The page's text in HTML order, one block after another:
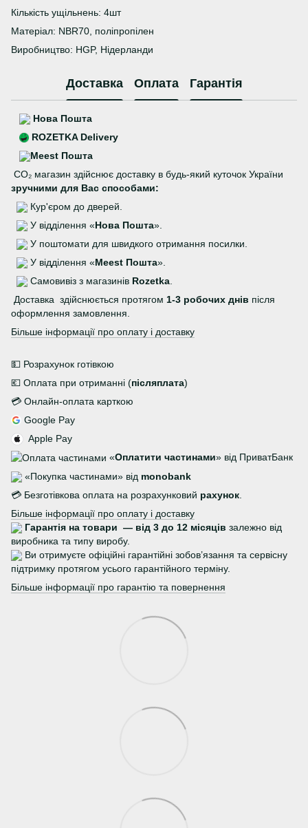
Кількість ущільнень: 4шт
Матеріал: NBR70, поліпропілен
Виробництво: HGP, Нідерланди
Доставка Оплата Гарантія
Нова Пошта
ROZETKA Delivery
Meest Пошта
CO₂ магазин здійснює доставку в будь-який куточок України
зручними для Вас способами:
Кур'єром до дверей.
У відділення «Нова Пошта».
У поштомати для швидкого отримання посилки.
У відділення «Meest Пошта».
Самовивіз з магазинів Rozetka
Доставка здійснюється протягом 1-3 робочих днів після
оформлення замовлення.
Більше інформації про оплату і доставку
💵 Розрахунок готівкою
💶 Оплата при отриманні (післяплата)
💳 Онлайн-оплата карткою
Google Pay
Apple Pay
«Оплатити частинами» від ПриватБанк
«Покупка частинами» від monobank
💳 Безготівкова оплата на розрахунковий рахунок
Більше інформації про оплату і доставку
Гарантія на товари — від 3 до 12 місяців залежно від
виробника та типу виробу.
Ви отримуєте офіційні гарантійні зобов’язання та сервісну
підтримку протягом усього гарантійного терміну.
Більше інформації про гарантію та повернення